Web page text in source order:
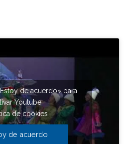
de acuerdo» para
Youtube
de cookies
de acuerdo